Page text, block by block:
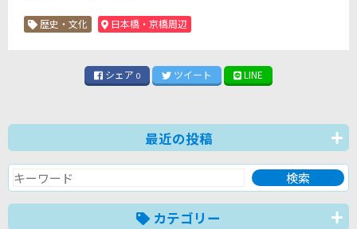
歴史・文化 日本橋・京橋周辺
シェア 0 ツイート LINE
最近の投稿
カテゴリー